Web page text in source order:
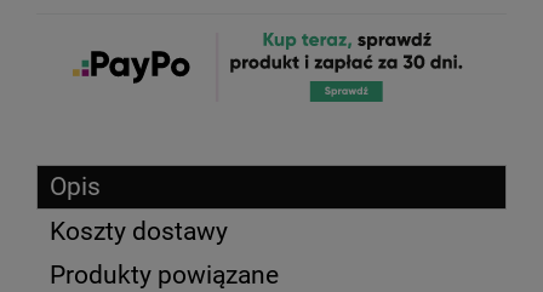
Opis
Koszty dostawy
Produkty powiązane